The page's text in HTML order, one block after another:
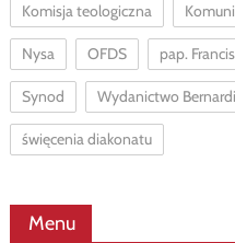
Komisja teologiczna
Nysa OFDS pap.
Synod Wydanictwo
święcenia diakonatu
Menu